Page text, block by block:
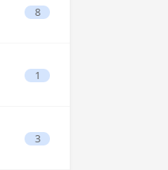
8
1
3